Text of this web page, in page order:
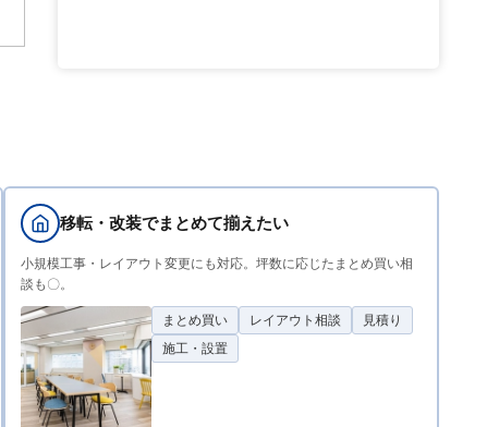
移転・改装でまとめて揃えたい
小規模工事・レイアウト変更にも対応。坪数に応じたまとめ買い相
談も〇。
まとめ買い レイアウト相談
見積り
施工・設置